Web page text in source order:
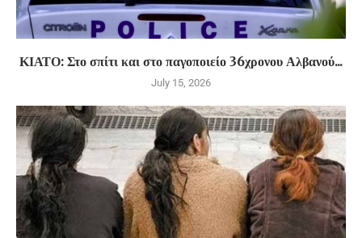
ΚΙΑΤΟ: Στο σπίτι και στο παγοποιείο 36χρονου Αλβανού...
July 15, 2026